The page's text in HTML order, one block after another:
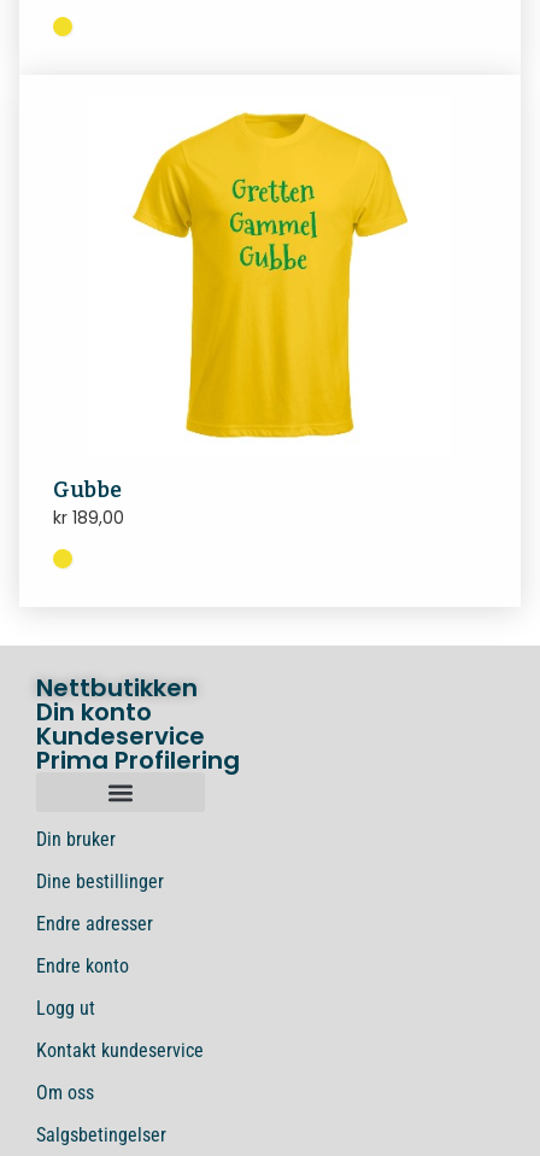
Gubbe
kr 189,00
Nettbutikken
Din konto
Kundeservice
Prima Profilering
Din bruker
Dine bestillinger
Endre adresser
Endre konto
Logg ut
Kontakt kundeservice
Om oss
Salgsbetingelser